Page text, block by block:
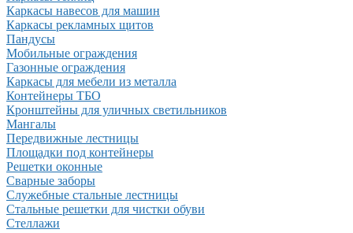
Каркасы навесов для машин
Каркасы рекламных щитов
Пандусы
Мобильные ограждения
Газонные ограждения
Каркасы для мебели из металла
Контейнеры ТБО
Кронштейны для уличных светильников
Мангалы
Передвижные лестницы
Площадки под контейнеры
Решетки оконные
Сварные заборы
Служебные стальные лестницы
Стальные решетки для чистки обуви
Стеллажи